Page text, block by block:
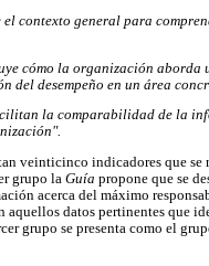
contexto general para
cómo la organización aborda
desempeño en un área
la comparabilidad de la
veinticinco indicadores que
grupo la Guía propone que se
acerca del máximo
datos pertinentes que
grupo se presenta como el